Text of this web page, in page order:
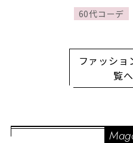
60代コーデ
ファッショ
覧